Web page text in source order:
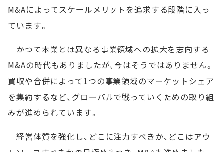
M&Aによってスケールメリットを追求する段階に入っ
ています。
かつて本業とは異なる事業領域への拡大を志向する
M&Aの時代もありましたが、今はそうではありません。
買収や合併によって1つの事業領域のマーケットシェア
を集約するなど、グローバルで戦っていくための取り組
みが進められています。
経営体質を強化し、どこに注力すべきか、どこはアウ